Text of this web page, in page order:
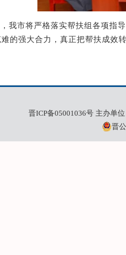
，我市将严格落实帮扶组各项指
的强大合力，真正把帮扶成效
晋ICP备05001036号主办单位
晋